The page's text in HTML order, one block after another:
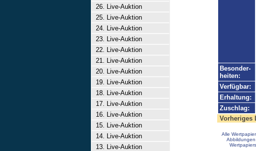
26. Live-Auktion
25. Live-Auktion
24. Live-Auktion
23. Live-Auktion
22. Live-Auktion
21. Live-Auktion
20. Live-Auktion
19. Live-Auktion
18. Live-Auktion
17. Live-Auktion
16. Live-Auktion
15. Live-Auktion
14. Live-Auktion
13. Live-Auktion
Besonder-
heiten:
Verfügbar:
Erhaltung:
Zuschlag:
Vorheriges
Alle